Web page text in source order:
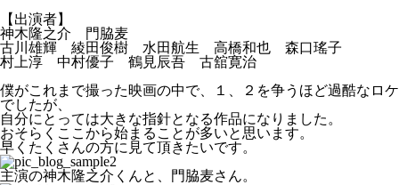
【出演者】
神木隆之介 門脇麦
古川雄輝 綾田俊樹 水田航生 高橋和也 森口瑤子
村上淳 中村優子 鶴見辰吾 古舘寛治
僕がこれまで撮った映画の中で、１、２を争うほど過酷なロケ
でしたが、
自分にとっては大きな指針となる作品になりました。
おそらくここから始まることが多いと思います。
早くたくさんの方に見て頂きたいです。
主演の神木隆之介くんと、門脇麦さん。